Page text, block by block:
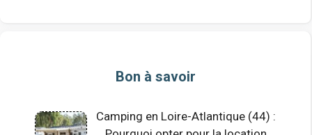
Bon à savoir
Camping en Loire-Atlantique (44) :